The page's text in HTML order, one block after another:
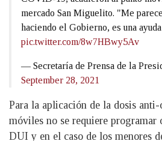
mercado San Miguelito. "Me
haciendo el Gobierno, es una
pic.twitter.com/8w7HBwy5Av
— Secretaría de Prensa de la
September 28, 2021
Para la aplicación de la dosis
móviles no se requiere programar
DUI y en el caso de los menores